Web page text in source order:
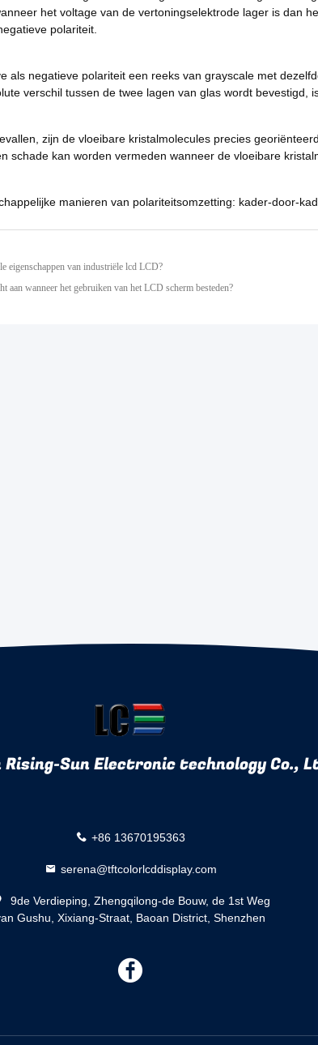
het voltage van de vertoningselektrode lager is dan
polariteit.
als negatieve polariteit een reeks van grayscale met
verschil tussen de twee lagen van glas wordt bevestigd,
zijn de vloeibare kristalmolecules precies
schade kan worden vermeden wanneer de vloeibare
manieren van polariteitsomzetting: kader-door-
eigenschappen van industriële lcd LCD?
aan wanneer het gebruiken van het LCD scherm besteden?
Rising-Sun Electronic technology Co.,
+86 13670195363
serena@tftcolorlcddisplay.com
9de Verdieping, Zhengqilong-de Bouw, de 1st Weg
Gushu, Xixiang-Straat, Baoan District, Shenzhen